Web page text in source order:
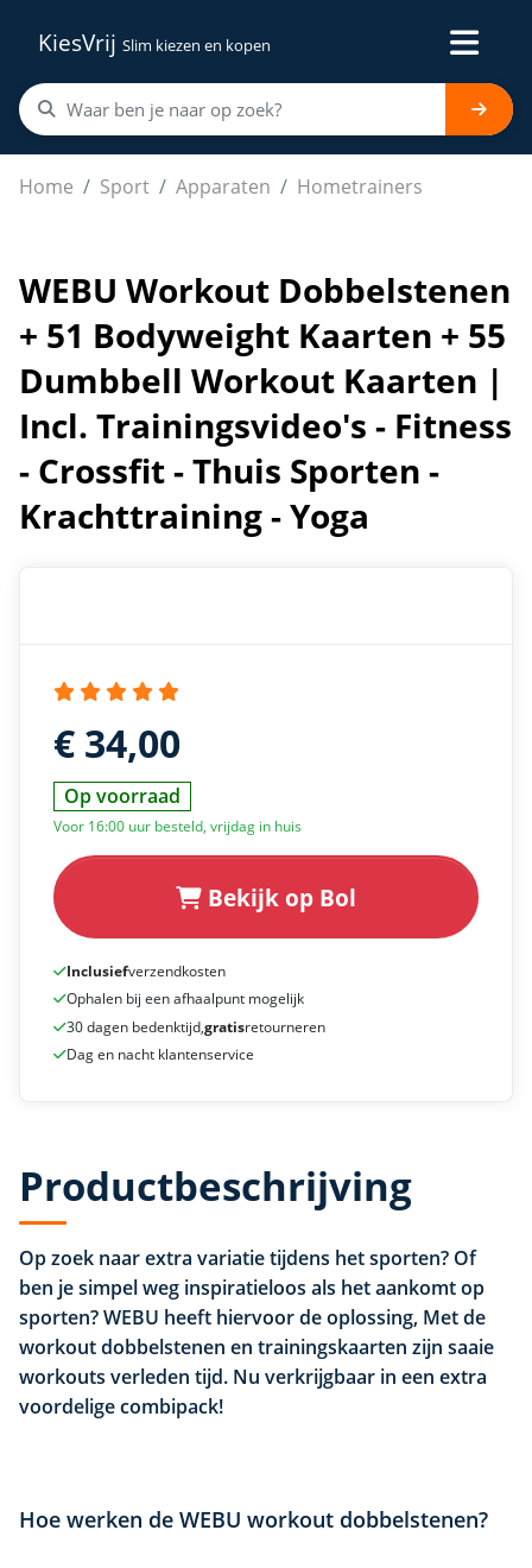
KiesVrij Slim kiezen en kopen
Home Sport Apparaten Hometrainers
WEBU Workout Dobbelstenen + 51 Bodyweight
WEBU Workout Dobbelstenen
+ 51 Bodyweight Kaarten + 55
Dumbbell Workout Kaarten |
Incl. Trainingsvideo's - Fitness
- Crossfit - Thuis Sporten -
Krachttraining - Yoga
€ 34,00
Op voorraad
Voor 16:00 uur besteld, vrijdag in huis
Bekijk op Bol
Inclusiefverzendkosten
Ophalen bij een afhaalpunt mogelijk
30 dagen bedenktijd,gratisretourneren
Dag en nacht klantenservice
Productbeschrijving
Op zoek naar extra variatie tijdens het sporten? Of
ben je simpel weg inspiratieloos als het aankomt op
sporten? WEBU heeft hiervoor de oplossing, Met de
workout dobbelstenen en trainingskaarten zijn saaie
workouts verleden tijd. Nu verkrijgbaar in een extra
voordelige combipack!
Hoe werken de WEBU workout dobbelstenen?